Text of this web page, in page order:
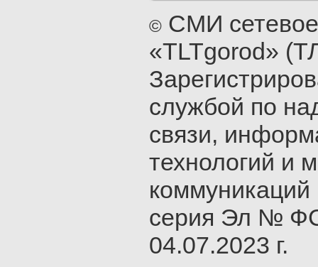
© СМИ
«TLTgorod»
службой по
связи,
технологий и
серия Эл №
04.07.2023 г.